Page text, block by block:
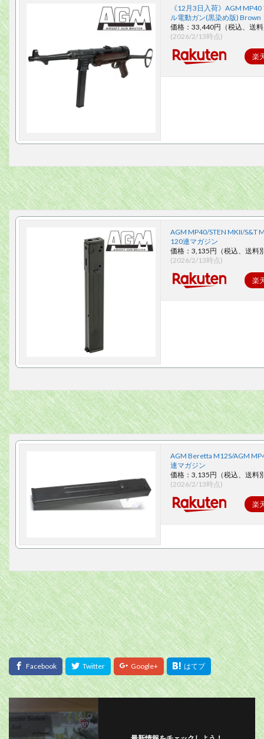
《12月3日入荷》AGM MP40
ル電動ガン(黒染め版) Brown
価格：33,440円（税込、送
(2026/2/13時点)
楽
AGM MP40/STEN MKII/S&T
120連マガジン
価格：3,135円（税込、送料
(2026/2/13時点)
楽
AGM Beretta M12S/AGM
連マガジン
価格：3,135円（税込、送料
(2026/2/13時点)
楽